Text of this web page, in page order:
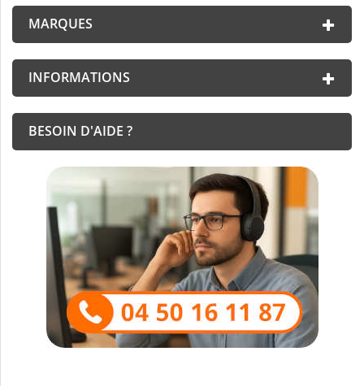
MARQUES
INFORMATIONS
BESOIN D'AIDE ?